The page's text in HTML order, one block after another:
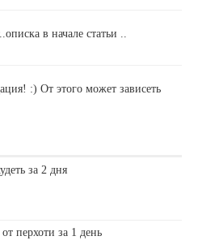
в начале статьи ..
:) От этого может зависеть
за 2 дня
перхоти за 1 день